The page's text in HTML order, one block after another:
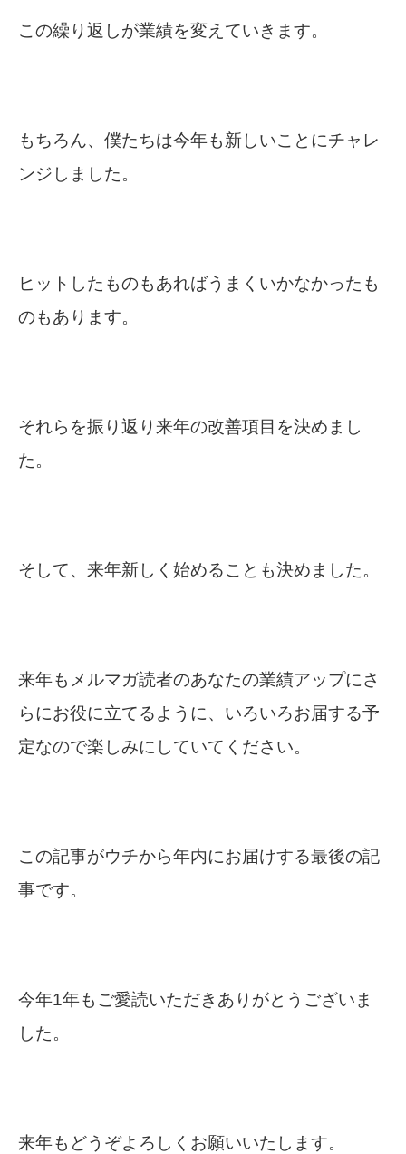
この繰り返しが業績を変えていきます。
もちろん、僕たちは今年も新しいことにチャレ
ンジしました。
ヒットしたものもあればうまくいかなかったも
のもあります。
それらを振り返り来年の改善項目を決めまし
た。
そして、来年新しく始めることも決めました。
来年もメルマガ読者のあなたの業績アップにさ
らにお役に立てるように、いろいろお届する予
定なので楽しみにしていてください。
この記事がウチから年内にお届けする最後の記
事です。
今年1年もご愛読いただきありがとうございま
した。
来年もどうぞよろしくお願いいたします。